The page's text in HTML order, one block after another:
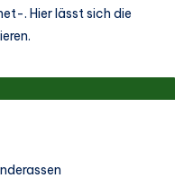
. Hier lässt sich die